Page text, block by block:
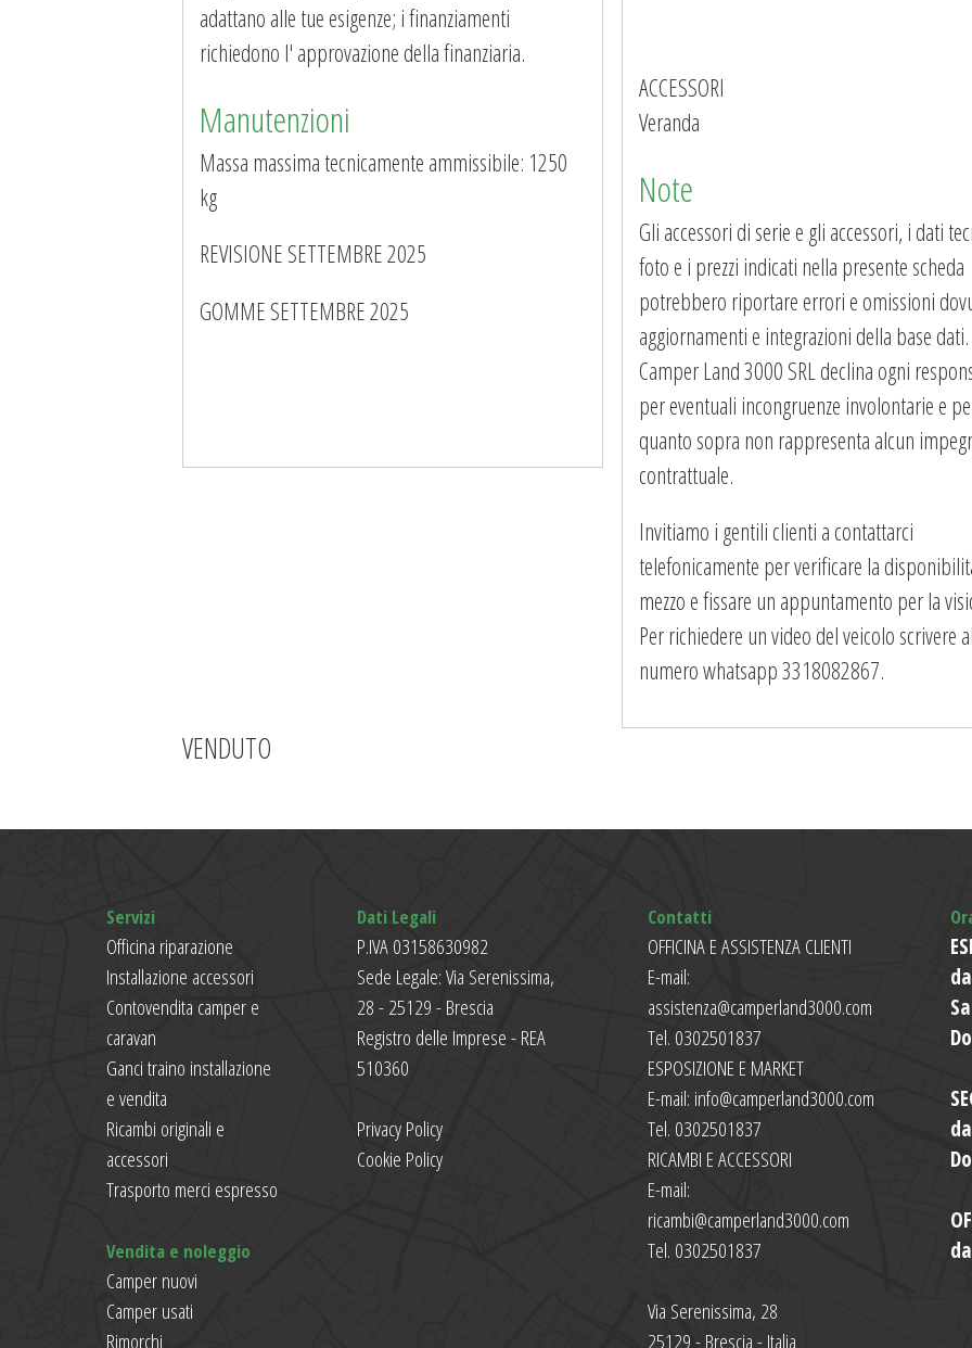
adattano alle tue esigenze; i finanziamenti
richiedono l' approvazione della finanziaria.
Manutenzioni
Massa massima tecnicamente ammissibile: 1250
kg
REVISIONE SETTEMBRE 2025
GOMME SETTEMBRE 2025
ACCESSORI
Veranda
Note
Gli accessori di serie e gli accessori, i dati
foto e i prezzi indicati nella presente scheda
potrebbero riportare errori e omissioni
aggiornamenti e integrazioni della base dati.
Camper Land 3000 SRL declina ogni
per eventuali incongruenze involontarie e
quanto sopra non rappresenta alcun
contrattuale.
Invitiamo i gentili clienti a contattarci
telefonicamente per verificare la
mezzo e fissare un appuntamento per la
Per richiedere un video del veicolo scrivere
numero whatsapp 3318082867.
VENDUTO
Servizi
Officina riparazione
Installazione accessori
Contovendita camper e
caravan
Ganci traino installazione
e vendita
Ricambi originali e
accessori
Trasporto merci espresso
Vendita e noleggio
Camper nuovi
Camper usati
Rimorchi
Dati Legali
P.IVA 03158630982
Sede Legale: Via Serenissima,
28 - 25129 - Brescia
Registro delle Imprese - REA
510360
Privacy Policy
Cookie Policy
Contatti
OFFICINA E ASSISTENZA CLIENTI
E-mail:
assistenza@camperland3000.com
Tel. 0302501837
ESPOSIZIONE E MARKET
E-mail: info@camperland3000.com
Tel. 0302501837
RICAMBI E ACCESSORI
E-mail:
ricambi@camperland3000.com
Tel. 0302501837
Via Serenissima, 28
25129 - Brescia - Italia